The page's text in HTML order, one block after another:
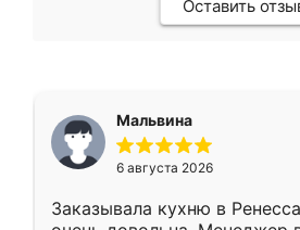
Оставить
Мальвина
6 августа 2026
Заказывала кухню в